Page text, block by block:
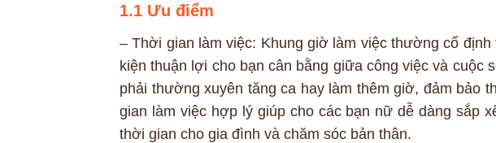
1.1 Ưu điểm
– Thời gian làm việc: Khung giờ làm việc thường cố
kiện thuận lợi cho bạn cân bằng giữa công việc và cuộc
phải thường xuyên tăng ca hay làm thêm giờ, đảm bảo
gian làm việc hợp lý giúp cho các bạn nữ dễ dàng sắp
thời gian cho gia đình và chăm sóc bản thân.